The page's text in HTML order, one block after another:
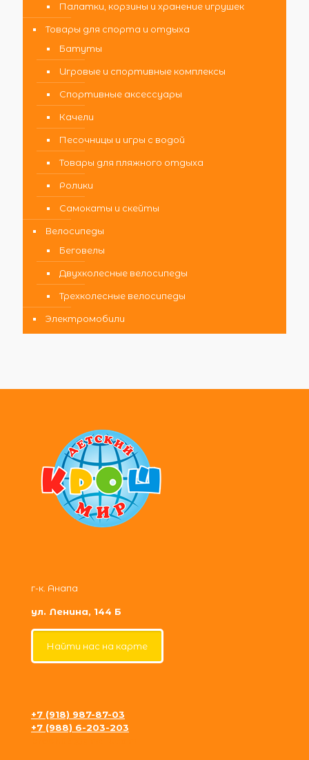
Палатки, корзины и хранение игрушек
Товары для спорта и отдыха
Батуты
Игровые и спортивные комплексы
Спортивные аксессуары
Качели
Песочницы и игры с водой
Товары для пляжного отдыха
Ролики
Самокаты и скейты
Велосипеды
Беговелы
Двухколесные велосипеды
Трехколесные велосипеды
Электромобили
г-к. Анапа
ул. Ленина, 144 Б
Найти нас на карте
+7 (918) 987-87-03
+7 (988) 6-203-203